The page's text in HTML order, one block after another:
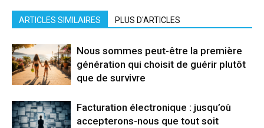
ARTICLES SIMILAIRES PLUS D'ARTICLES
Nous sommes peut-être la première
génération qui choisit de guérir plutôt
que de survivre
Facturation électronique : jusqu’où
accepterons-nous que tout soit